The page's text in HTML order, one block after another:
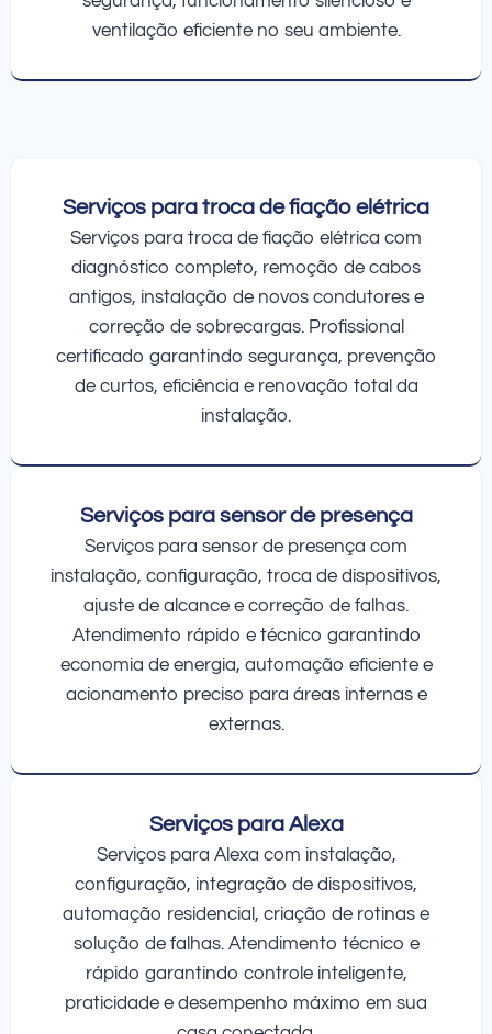
ventilação eficiente no seu ambiente.
Serviços para troca de fiação elétrica
Serviços para troca de fiação elétrica com
diagnóstico completo, remoção de cabos
antigos, instalação de novos condutores e
correção de sobrecargas. Profissional
certificado garantindo segurança, prevenção
de curtos, eficiência e renovação total da
instalação.
Serviços para sensor de presença
Serviços para sensor de presença com
instalação, configuração, troca de dispositivos,
ajuste de alcance e correção de falhas.
Atendimento rápido e técnico garantindo
economia de energia, automação eficiente e
acionamento preciso para áreas internas e
externas.
Serviços para Alexa
Serviços para Alexa com instalação,
configuração, integração de dispositivos,
automação residencial, criação de rotinas e
solução de falhas. Atendimento técnico e
rápido garantindo controle inteligente,
praticidade e desempenho máximo em sua